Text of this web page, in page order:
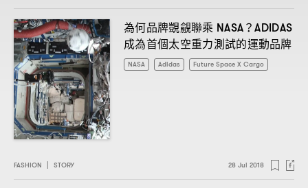
為何品牌覬覦聯乘 NASA？ADIDAS
成為首個太空重力測試的運動品牌
NASA Adidas Future Space X Cargo
FASHION | STORY 28 Jul 2018